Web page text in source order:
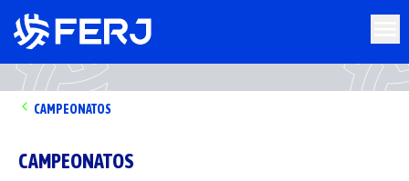
CAMPEONATOS
CAMPEONATOS